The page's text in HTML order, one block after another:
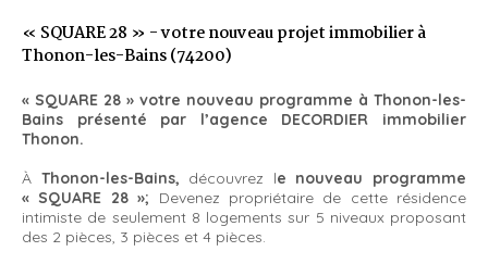
« SQUARE 28 » - votre nouveau projet immobilier à
Thonon-les-Bains (74200)
« SQUARE 28 » votre nouveau programme à Thonon-les-
Bains présenté par l’agence DECORDIER immobilier
Thonon.
À Thonon-les-Bains, découvrez le nouveau programme
« SQUARE 28 »; Devenez propriétaire de cette résidence
intimiste de seulement 8 logements sur 5 niveaux proposant
des 2 pièces, 3 pièces et 4 pièces.